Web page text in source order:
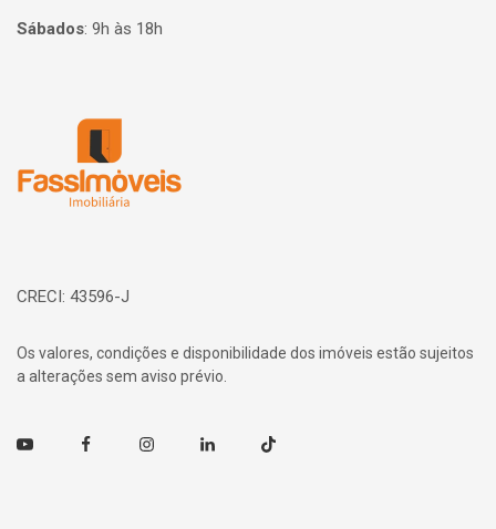
Sábados: 9h às 18h
CRECI: 43596-J
Os valores, condições e disponibilidade dos imóveis estão sujeitos
a alterações sem aviso prévio.
Youtube FacebookInstagramLinkedin TikTok